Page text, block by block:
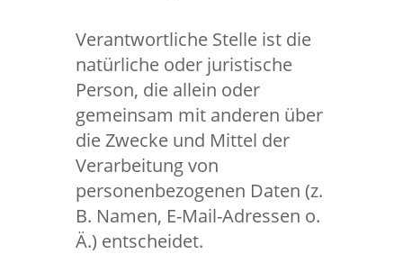
Verantwortliche Stelle ist die
natürliche oder juristische
Person, die allein oder
gemeinsam mit anderen über
die Zwecke und Mittel der
Verarbeitung von
personenbezogenen Daten (z.
B. Namen, E-Mail-Adressen o.
Ä.) entscheidet.